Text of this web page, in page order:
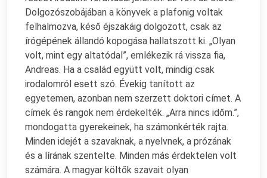
Dolgozószobájában a könyvek a plafonig voltak
felhalmozva, késő éjszakáig dolgozott, csak az
írógépének állandó kopogása hallatszott ki. „Olyan
volt, mint egy altatódal”, emlékezik rá vissza fia,
Andreas. Ha a család együtt volt, mindig csak
irodalomról esett szó. Évekig tanított az
egyetemen, azonban nem szerzett doktori címet. A
címek és rangok nem érdekelték. „Arra nincs időm.”,
mondogatta gyerekeinek, ha számonkérték rajta.
Minden idejét a szavaknak, a nyelvnek, a prózának
és a lírának szentelte. Minden más érdektelen volt
számára. A magyar költők szavait olyan